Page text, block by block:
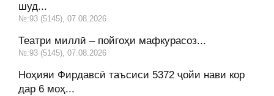
шуд...
№:93 (5145), 07.08.2026
Театри миллӣ – пойгоҳи мафкурасоз...
№:93 (5145), 07.08.2026
Ноҳияи Фирдавсӣ таъсиси 5372 ҷойи нави кор
дар 6 моҳ...